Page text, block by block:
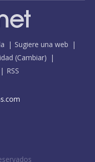
Sugiere una web
(Cambiar)
RSS